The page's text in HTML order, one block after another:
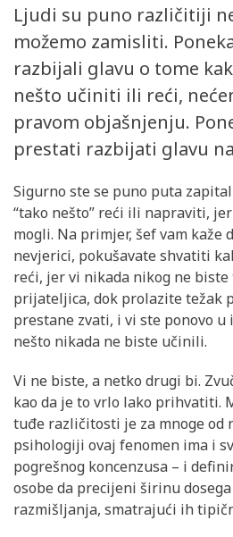
Ljudi su puno različitiji
možemo zamisliti.
razbijali glavu o tome
nešto učiniti ili reći,
pravom objašnjenju.
prestati razbijati glavu
Sigurno ste se puno puta
“tako nešto” reći ili napraviti,
mogli. Na primjer, šef vam kaže
nevjerici, pokušavate shvatiti
reći, jer vi nikada nikog ne
prijateljica, dok prolazite težak
prestane zvati, i vi ste ponovo
nešto nikada ne biste učinili.
Vi ne biste, a netko drugi bi.
kao da je to vrlo lako prihvatiti.
tuđe različitosti je za mnoge od
psihologiji ovaj fenomen ima i
pogrešnog koncenzusa – i
osobe da precijeni širinu
razmišljanja, smatrajući ih